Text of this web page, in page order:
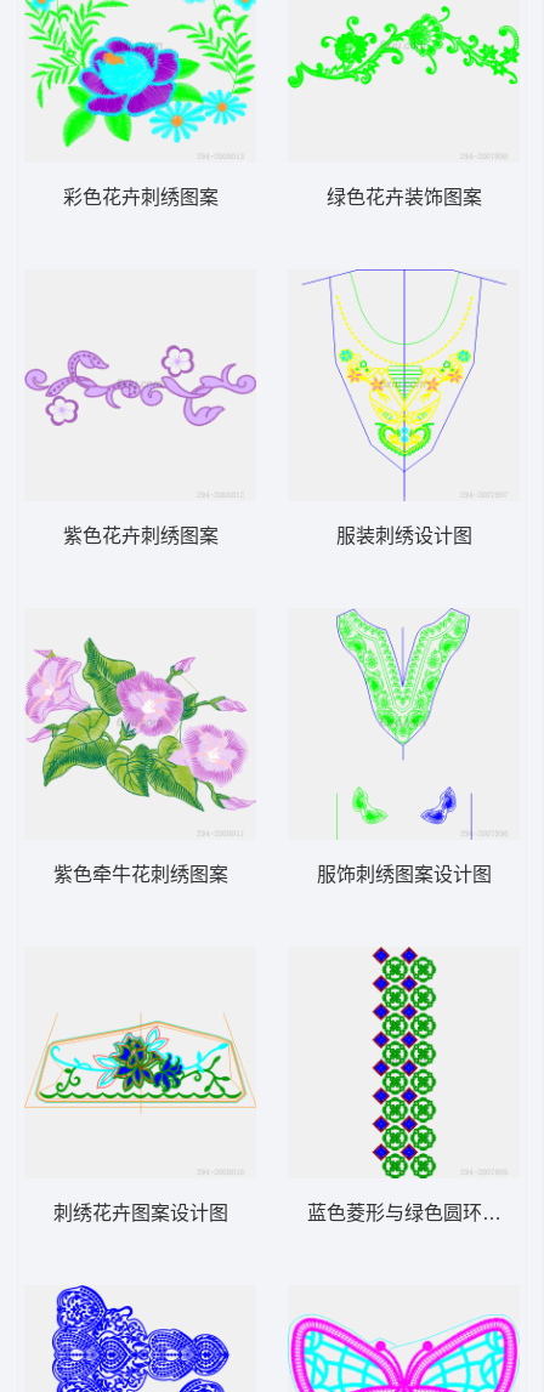
彩色花卉刺绣图案
紫色花卉刺绣图案
紫色牵牛花刺绣图案
刺绣花卉图案设计图
绿色花卉装饰图案
服装刺绣设计图
服饰刺绣图案设计图
蓝色菱形与绿色圆环图案排